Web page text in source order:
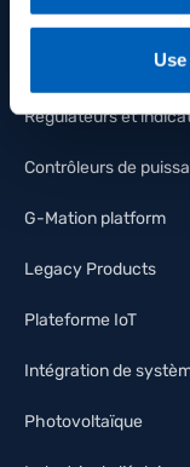
Régulateurs et
Contrôleurs de
G-Mation platform
Legacy Products
Plateforme IoT
Intégration de
Photovoltaïque